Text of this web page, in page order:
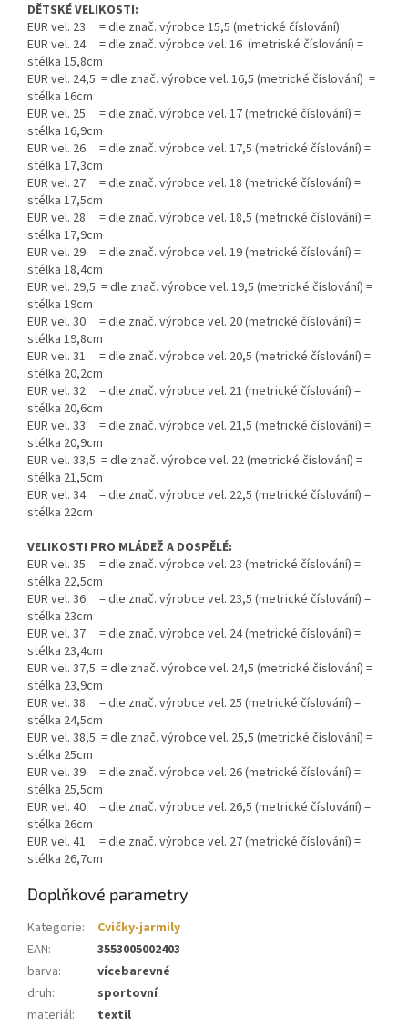
DĚTSKÉ VELIKOSTI:
EUR vel. 23 = dle znač. výrobce 15,5 (metrické číslování)
EUR vel. 24 = dle znač. výrobce vel. 16 (metriské číslování) =
stélka 15,8cm
EUR vel. 24,5 = dle znač. výrobce vel. 16,5 (metrické číslování) =
stélka 16cm
EUR vel. 25 = dle znač. výrobce vel. 17 (metrické číslování) =
stélka 16,9cm
EUR vel. 26 = dle znač. výrobce vel. 17,5 (metrické číslování) =
stélka 17,3cm
EUR vel. 27 = dle znač. výrobce vel. 18 (metrické číslování) =
stélka 17,5cm
EUR vel. 28 = dle znač. výrobce vel. 18,5 (metrické číslování) =
stélka 17,9cm
EUR vel. 29 = dle znač. výrobce vel. 19 (metrické číslování) =
stélka 18,4cm
EUR vel. 29,5 = dle znač. výrobce vel. 19,5 (metrické číslování) =
stélka 19cm
EUR vel. 30 = dle znač. výrobce vel. 20 (metrické číslování) =
stélka 19,8cm
EUR vel. 31 = dle znač. výrobce vel. 20,5 (metrické číslování) =
stélka 20,2cm
EUR vel. 32 = dle znač. výrobce vel. 21 (metrické číslování) =
stélka 20,6cm
EUR vel. 33 = dle znač. výrobce vel. 21,5 (metrické číslování) =
stélka 20,9cm
EUR vel. 33,5 = dle znač. výrobce vel. 22 (metrické číslování) =
stélka 21,5cm
EUR vel. 34 = dle znač. výrobce vel. 22,5 (metrické číslování) =
stélka 22cm
VELIKOSTI PRO MLÁDEŽ A DOSPĚLÉ:
EUR vel. 35 = dle znač. výrobce vel. 23 (metrické číslování) =
stélka 22,5cm
EUR vel. 36 = dle znač. výrobce vel. 23,5 (metrické číslování) =
stélka 23cm
EUR vel. 37 = dle znač. výrobce vel. 24 (metrické číslování) =
stélka 23,4cm
EUR vel. 37,5 = dle znač. výrobce vel. 24,5 (metrické číslování) =
stélka 23,9cm
EUR vel. 38 = dle znač. výrobce vel. 25 (metrické číslování) =
stélka 24,5cm
EUR vel. 38,5 = dle znač. výrobce vel. 25,5 (metrické číslování) =
stélka 25cm
EUR vel. 39 = dle znač. výrobce vel. 26 (metrické číslování) =
stélka 25,5cm
EUR vel. 40 = dle znač. výrobce vel. 26,5 (metrické číslování) =
stélka 26cm
EUR vel. 41 = dle znač. výrobce vel. 27 (metrické číslování) =
stélka 26,7cm
Doplňkové parametry
Kategorie:
Cvičky-jarmily
EAN:
3553005002403
barva:
vícebarevné
druh:
sportovní
materiál:
textil